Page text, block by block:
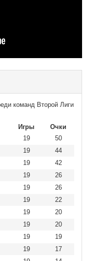
команд Второй Лиги
Игры
Очки
19
50
19
44
19
42
19
26
19
26
19
22
19
20
19
20
19
19
19
17